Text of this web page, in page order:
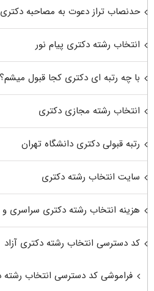
حدنصاب تراز دعوت به مصاحبه دکتری
انتخاب رشته دکتری پیام نور
با چه رتبه ای دکتری کجا قبول میشم؟
انتخاب رشته مجازی دکتری
رتبه قبولی دکتری دانشگاه تهران
سایت انتخاب رشته دکتری
هزینه انتخاب رشته دکتری سراسری و
کد دسترسی انتخاب رشته دکتری آزاد
فراموشی کد دسترسی انتخاب رشته